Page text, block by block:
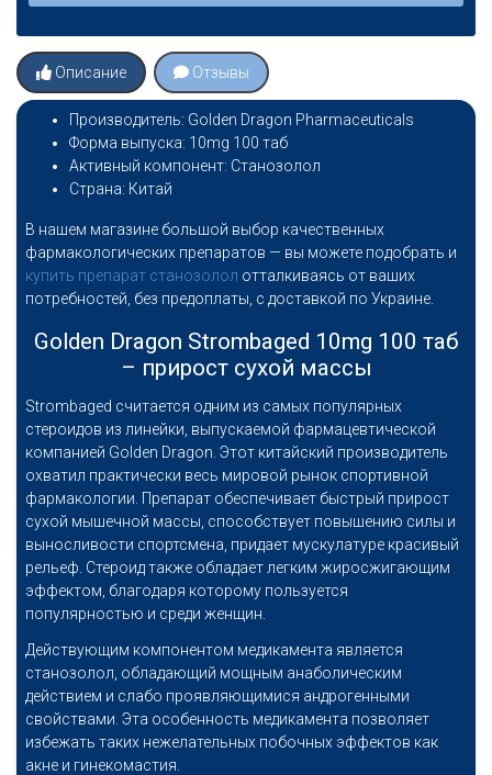
Описание Отзывы
Производитель: Golden Dragon Pharmaceuticals
Форма выпуска: 10mg 100 таб
Активный компонент: Станозолол
Страна: Китай
В нашем магазине большой выбор качественных
фармакологических препаратов — вы можете подобрать и
купить препарат станозолол отталкиваясь от ваших
потребностей, без предоплаты, с доставкой по Украине.
Golden Dragon Strombaged 10mg 100 таб
– прирост сухой массы
Strombaged считается одним из самых популярных
стероидов из линейки, выпускаемой фармацевтической
компанией Golden Dragon. Этот китайский производитель
охватил практически весь мировой рынок спортивной
фармакологии. Препарат обеспечивает быстрый прирост
сухой мышечной массы, способствует повышению силы и
выносливости спортсмена, придает мускулатуре красивый
рельеф. Стероид также обладает легким жиросжигающим
эффектом, благодаря которому пользуется
популярностью и среди женщин.
Действующим компонентом медикамента является
станозолол, обладающий мощным анаболическим
действием и слабо проявляющимися андрогенными
свойствами. Эта особенность медикамента позволяет
избежать таких нежелательных побочных эффектов как
акне и гинекомастия.